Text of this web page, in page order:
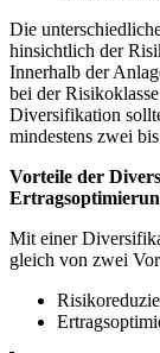
Die
hinsichtlich der
Innerhalb der
bei der
Diversifikation
mindestens zwei
Vorteile der
Mit einer
gleich von zwei